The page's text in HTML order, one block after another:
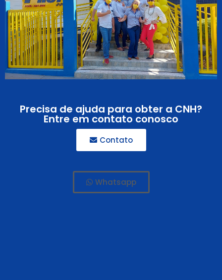
Precisa de ajuda para obter a CNH?
Entre em contato conosco
Contato
Whatsapp